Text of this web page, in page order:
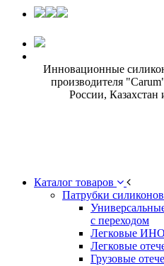
Инновационные
производителя
России, Казахстан
Каталог товаров
Патрубки
с переходом
Легковые
Легковые
Грузовые